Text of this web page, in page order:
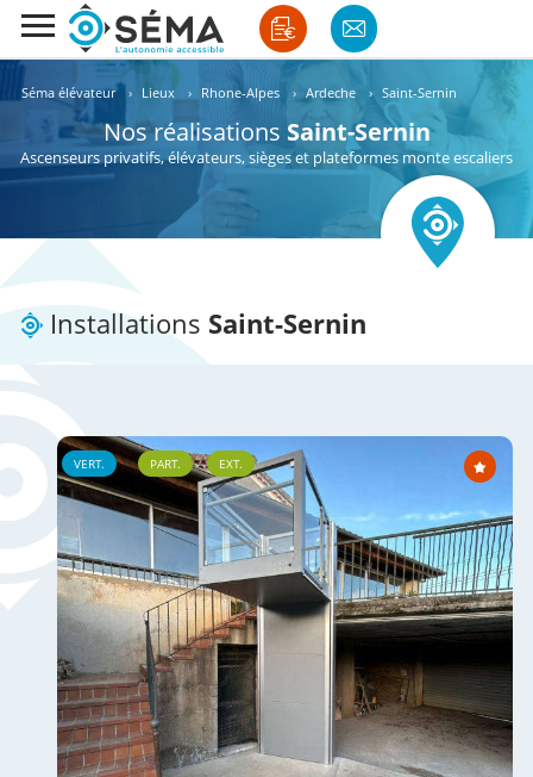
Séma élévateur › Lieux › Rhone-Alpes › Ardeche › Saint-Sernin
Nos réalisations Saint-Sernin
Ascenseurs privatifs, élévateurs, sièges et plateformes monte escaliers
Installations Saint-Sernin
VERT. PART. EXT.